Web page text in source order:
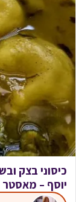
כיסוני בצק
יוסף – מאסטר